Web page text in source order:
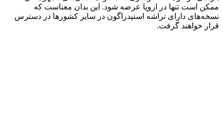
ممکن است تنها در اروپا عرضه شود. این بدان معناست که
نسخه‌های دارای تراشه اسنپدراگون در سایر کشورها در دسترس
قرار خواهند گرفت.